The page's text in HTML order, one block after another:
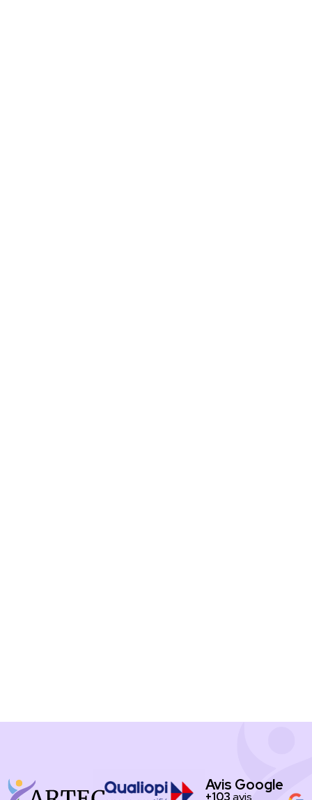
Avis Google
+103avis